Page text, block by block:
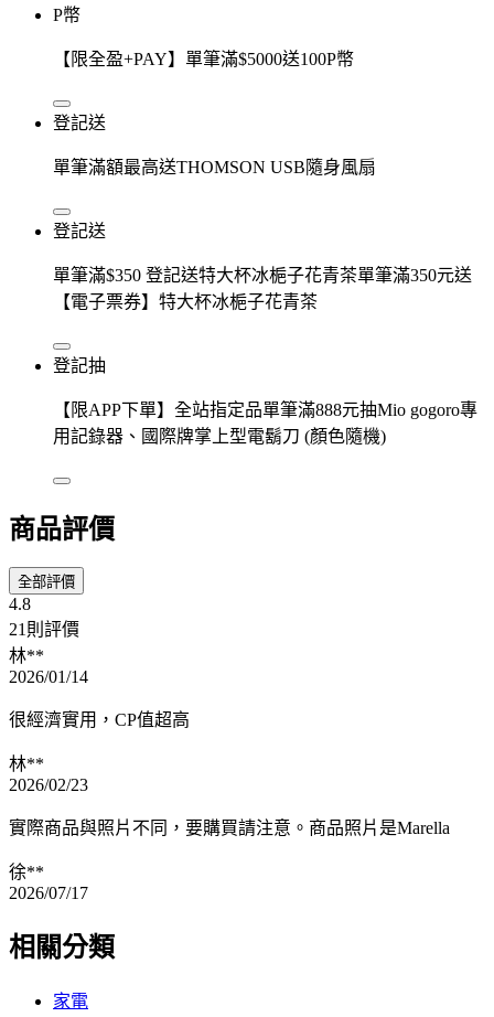
P幣
【限全盈+PAY】單筆滿$5000送100P幣
登記送
單筆滿額最高送THOMSON USB隨身風扇
登記送
單筆滿$350 登記送特大杯冰梔子花青茶單筆滿350元送
【電子票券】特大杯冰梔子花青茶
登記抽
【限APP下單】全站指定品單筆滿888元抽Mio gogoro專
用記錄器、國際牌掌上型電鬍刀 (顏色隨機)
商品評價
全部評價
4.8
21則評價
林**
2026/01/14
很經濟實用，CP值超高
林**
2026/02/23
實際商品與照片不同，要購買請注意。商品照片是Marella
徐**
2026/07/17
相關分類
家電